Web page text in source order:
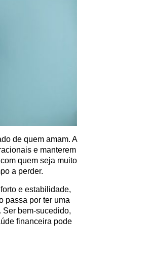
de quem amam. A
e manterem
quem seja muito
a perder.
e estabilidade,
passa por ter uma
Ser bem-sucedido,
financeira pode